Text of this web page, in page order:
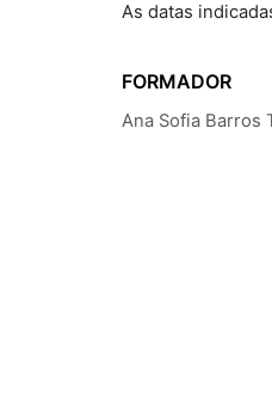
As datas
FORMADOR
Ana Sofia Barros